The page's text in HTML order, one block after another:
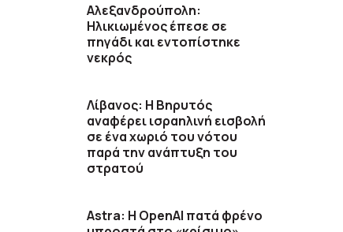
Αλεξανδρούπολη:
Ηλικιωμένος έπεσε σε
πηγάδι και εντοπίστηκε
νεκρός
Λίβανος: Η Βηρυτός
αναφέρει ισραηλινή εισβολή
σε ένα χωριό του νότου
παρά την ανάπτυξη του
στρατού
Astra: Η OpenAI πατά φρένο